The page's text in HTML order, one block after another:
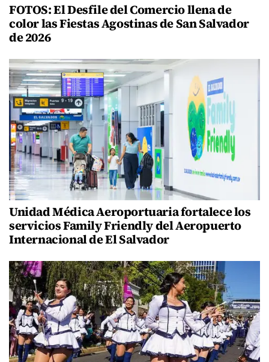
FOTOS: El Desfile del Comercio llena de
color las Fiestas Agostinas de San Salvador
de 2026
Unidad Médica Aeroportuaria fortalece los
servicios Family Friendly del Aeropuerto
Internacional de El Salvador